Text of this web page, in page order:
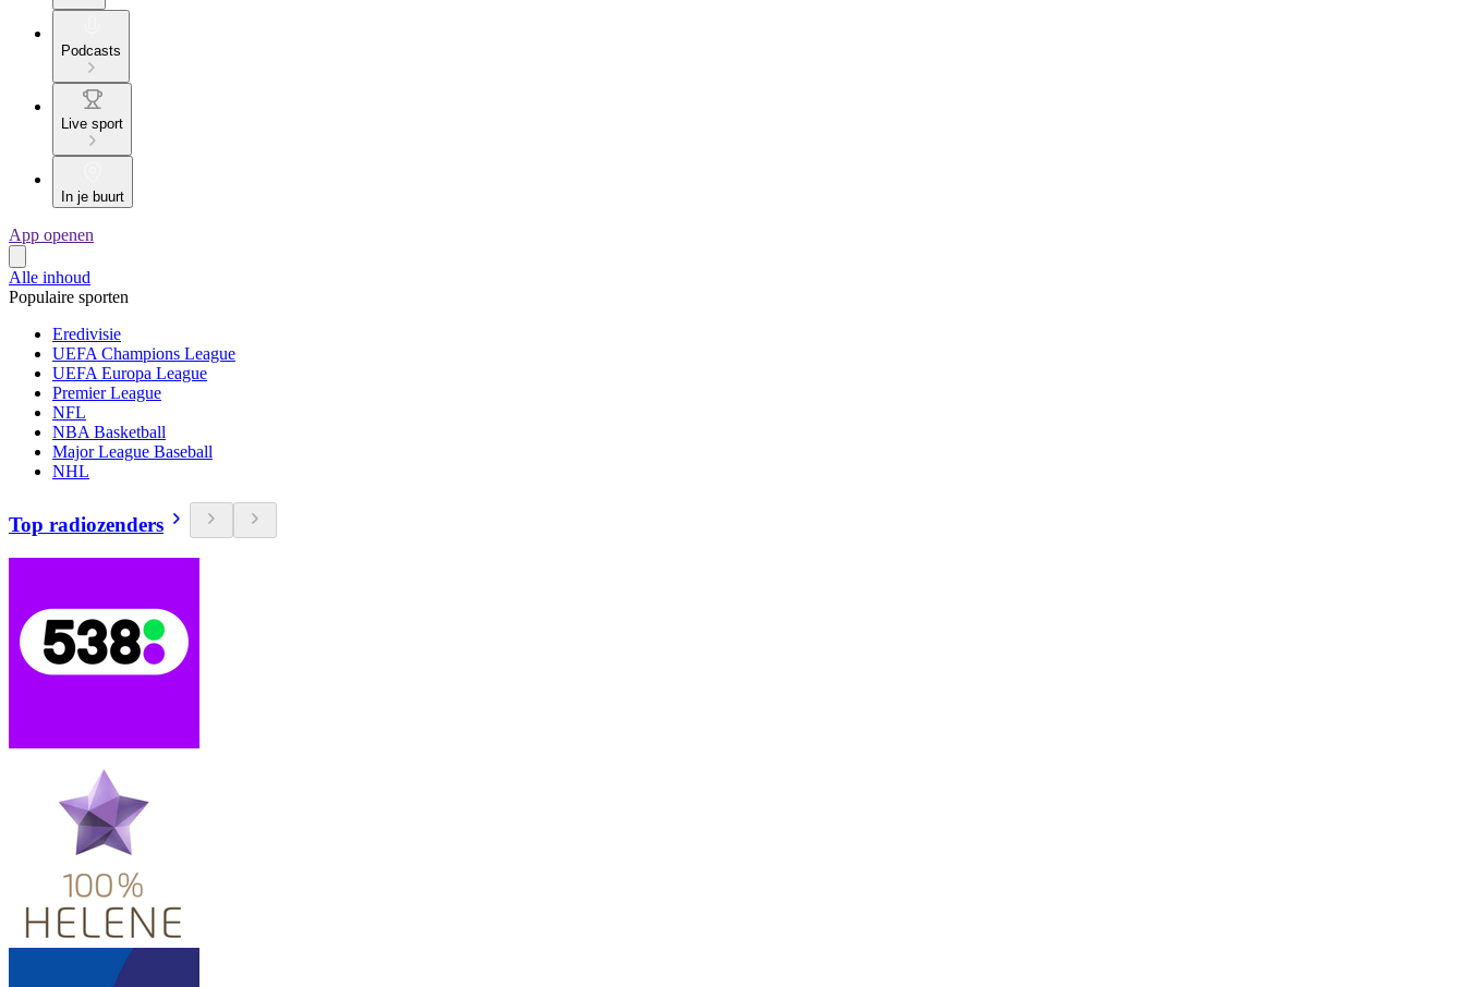
Podcasts
Live sport
In je buurt
App openen
Alle inhoud
Populaire sporten
Eredivisie
UEFA Champions League
UEFA Europa League
Premier League
NFL
NBA Basketball
Major League Baseball
NHL
Top radiozenders